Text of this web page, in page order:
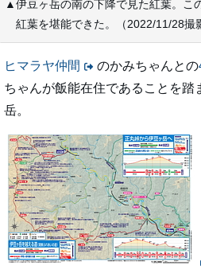
▲伊豆ヶ岳の南の下降で見た紅葉。こ
紅葉を堪能できた。（2022/11/28撮
ヒマラヤ仲間 のかみちゃんとの
ちゃんが飯能在住であることを踏
岳。